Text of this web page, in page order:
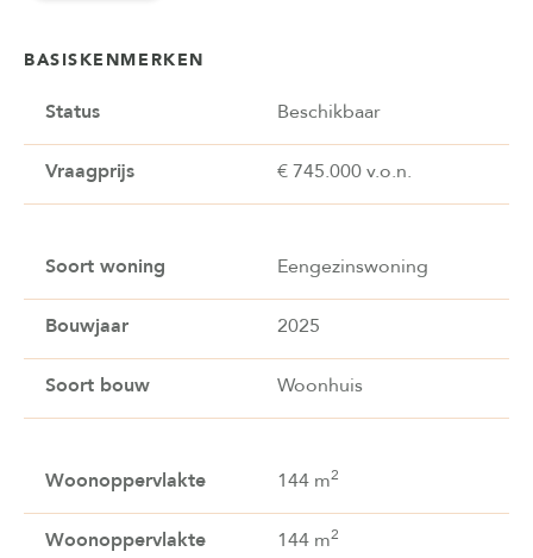
BASISKENMERKEN
Status Beschikbaar
Vraagprijs € 745.000 v.o.n.
Soort woning Eengezinswoning
Bouwjaar 2025
Soort bouw Woonhuis
Woonoppervlakte 144 m2
Woonoppervlakte 144 m2